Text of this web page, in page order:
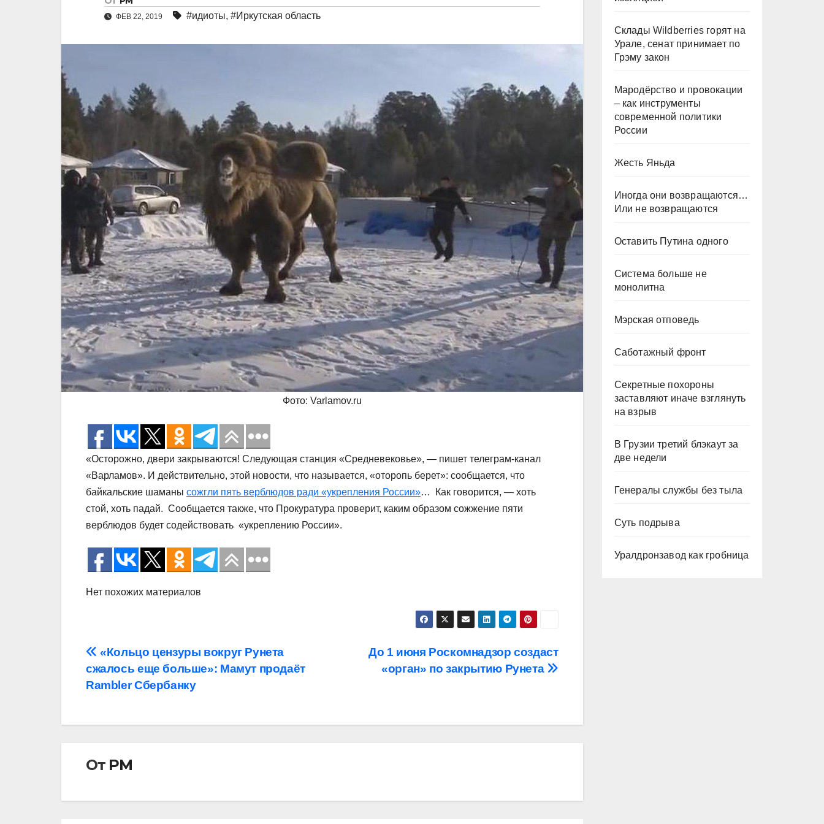
ФЕВ 22, 2019 #идиоты, #Иркутская область
Фото: Varlamov.ru
«Осторожно, двери закрываются! Следующая станция «Средневековье», — пишет телеграм-канал
«Варламов». И действительно, этой новости, что называется, «оторопь берет»: сообщается, что
байкальские шаманы сожгли пять верблюдов ради «укрепления России»… Как говорится, — хоть
стой, хоть падай. Сообщается также, что Прокуратура проверит, каким образом сожжение пяти
верблюдов будет содействовать «укреплению России».
Нет похожих материалов
Навигация
по
До 1 июня Роскомнадзор создаст
«орган» по закрытию Рунета
«Кольцо цензуры вокруг Рунета
сжалось еще больше»: Мамут продаёт
Rambler Сбербанку
От РМ
Склады Wildberries горят на
Урале, сенат принимает по
Грэму закон
Мародёрство и провокации
– как инструменты
современной политики
России
Жесть Яньда
Иногда они возвращаются…
Или не возвращаются
Оставить Путина одного
Система больше не
монолитна
Мэрская отповедь
Саботажный фронт
Секретные похороны
заставляют иначе взглянуть
на взрыв
В Грузии третий блэкаут за
две недели
Генералы службы без тыла
Суть подрыва
Уралдронзавод как гробница